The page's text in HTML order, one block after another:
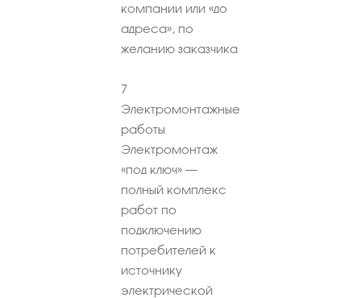
компании или «до
адреса», по
желанию заказчика
7
Электромонтажные
работы
Электромонтаж
«под ключ» –
полный комплекс
работ по
подключению
потребителей к
источнику
электрической